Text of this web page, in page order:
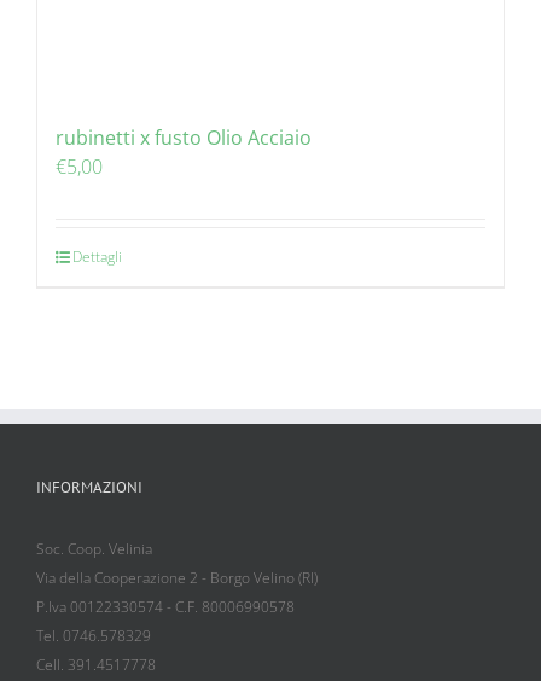
rubinetti x fusto Olio Acciaio
€5,00
Dettagli
INFORMAZIONI
Soc. Coop. Velinia
Via della Cooperazione 2 - Borgo Velino (RI)
P.Iva 00122330574 - C.F. 80006990578
Tel. 0746.578329
Cell. 391.4517778